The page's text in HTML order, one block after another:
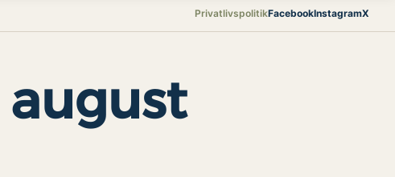
PrivatlivspolitikFacebookInstagramX